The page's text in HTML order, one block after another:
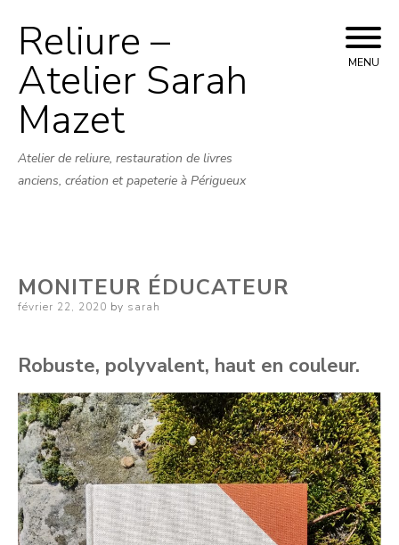
content
Reliure –
Atelier Sarah
Mazet
Atelier de reliure, restauration de livres
anciens, création et papeterie à Périgueux
MENU
MONITEUR ÉDUCATEUR
Posted
février 22, 2020 by sarah
Robuste, polyvalent, haut en couleur.